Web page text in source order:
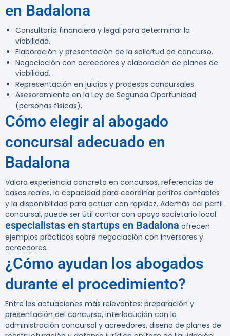
en Badalona
Consultoría financiera y legal para determinar la
viabilidad.
Elaboración y presentación de la solicitud de concurso.
Negociación con acreedores y elaboración de planes de
viabilidad.
Representación en juicios y procesos concursales.
Asesoramiento en la Ley de Segunda Oportunidad
(personas físicas).
Cómo elegir al abogado
concursal adecuado en
Badalona
Valora experiencia concreta en concursos, referencias de
casos reales, la capacidad para coordinar peritos contables
y la disponibilidad para actuar con rapidez. Además del perfil
concursal, puede ser útil contar con apoyo societario local:
especialistas en startups en Badalona ofrecen
ejemplos prácticos sobre negociación con inversores y
acreedores.
¿Cómo ayudan los abogados
durante el procedimiento?
Entre las actuaciones más relevantes: preparación y
presentación del concurso, interlocución con la
administración concursal y acreedores, diseño de planes de